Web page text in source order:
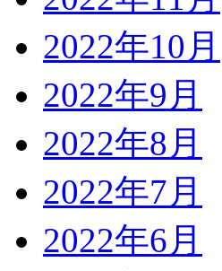
2022年10月
2022年9月
2022年8月
2022年7月
2022年6月